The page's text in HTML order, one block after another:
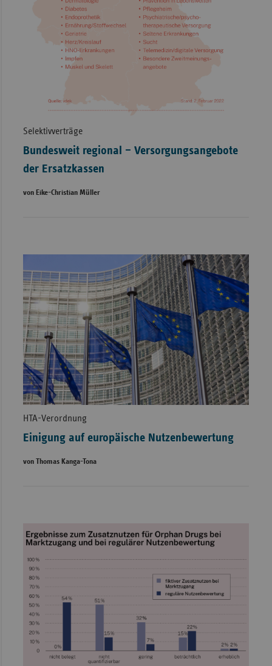
Selektivverträge
Bundesweit regional – Versorgungsangebote
der Ersatzkassen
von Eike-Christian Müller
HTA-Verordnung
Einigung auf europäische Nutzenbewertung
von Thomas Kanga-Tona